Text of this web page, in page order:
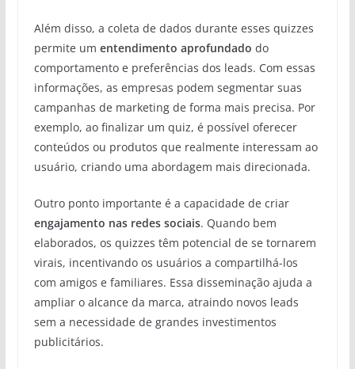
Além disso, a coleta de dados durante esses quizzes
permite um entendimento aprofundado do
comportamento e preferências dos leads. Com essas
informações, as empresas podem segmentar suas
campanhas de marketing de forma mais precisa. Por
exemplo, ao finalizar um quiz, é possível oferecer
conteúdos ou produtos que realmente interessam ao
usuário, criando uma abordagem mais direcionada.
Outro ponto importante é a capacidade de criar
engajamento nas redes sociais. Quando bem
elaborados, os quizzes têm potencial de se tornarem
virais, incentivando os usuários a compartilhá-los
com amigos e familiares. Essa disseminação ajuda a
ampliar o alcance da marca, atraindo novos leads
sem a necessidade de grandes investimentos
publicitários.